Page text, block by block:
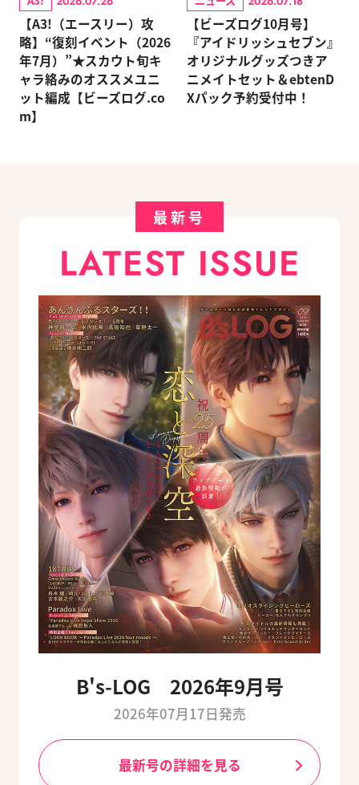
【A3!（エースリー）攻
略】“復刻イベント（2026
年7月）”★スカウト旬キ
ャラ絡みのオススメユニ
ット編成【ビーズログ.co
m】
【ビーズログ10月号】
『アイドリッシュセブン』
オリジナルグッズつきア
ニメイトセット＆ebtenD
Xパック予約受付中！
最新号
LATEST ISSUE
B's-LOG 2026年9月号
2026年07月17日発売
最新号の詳細を見る